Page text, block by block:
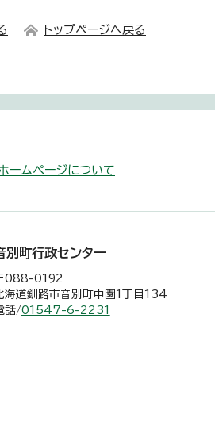
トップページへ戻る
ームページについて
別町行政センター
088-0192
海道釧路市音別町中園1丁目134
話/01547-6-2231